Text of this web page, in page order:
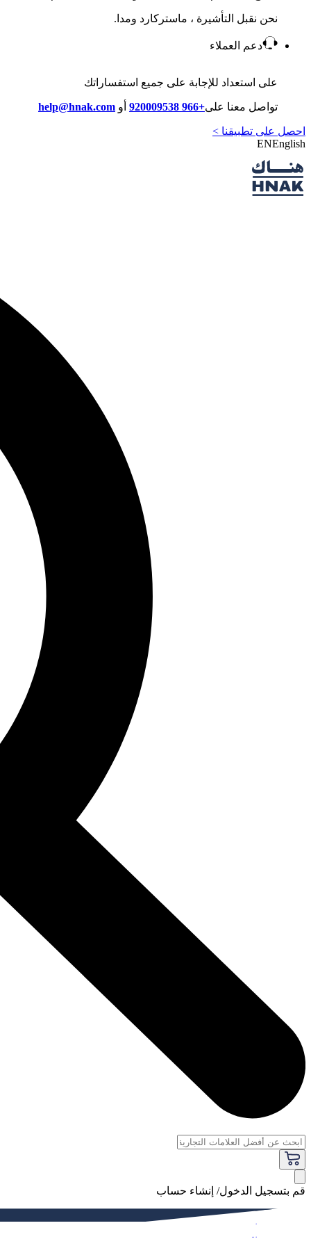
نحن نقبل التأشيرة ، ماستركارد ومدا.
دعم العملاء
على استعداد للإجابة على جميع استفساراتك
تواصل معنا على+966 920009538 أو help@hnak.com
احصل على تطبيقنا >
ENEnglish
قم بتسجيل الدخول/ إنشاء حساب
فاخر
النساء
الرجال